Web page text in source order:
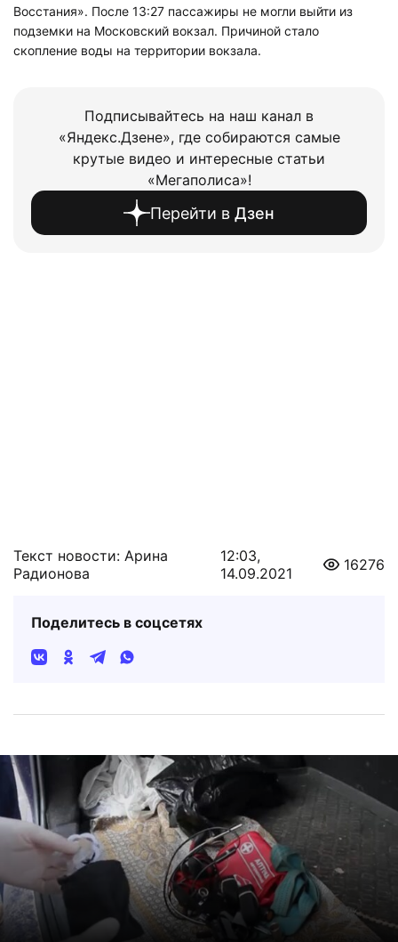
Восстания». После 13:27 пассажиры не могли выйти из
подземки на Московский вокзал. Причиной стало
скопление воды на территории вокзала.
Подписывайтесь на наш канал в
«Яндекс.Дзене», где собираются самые
крутые видео и интересные статьи
«Мегаполиса»!
Перейти в Дзен
Текст новости: Арина
Радионова
12:03,
14.09.2021
16276
Поделитесь в соцсетях